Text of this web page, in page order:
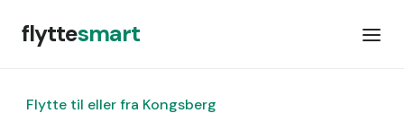
flyttesmart
Flytte til eller fra Kongsberg